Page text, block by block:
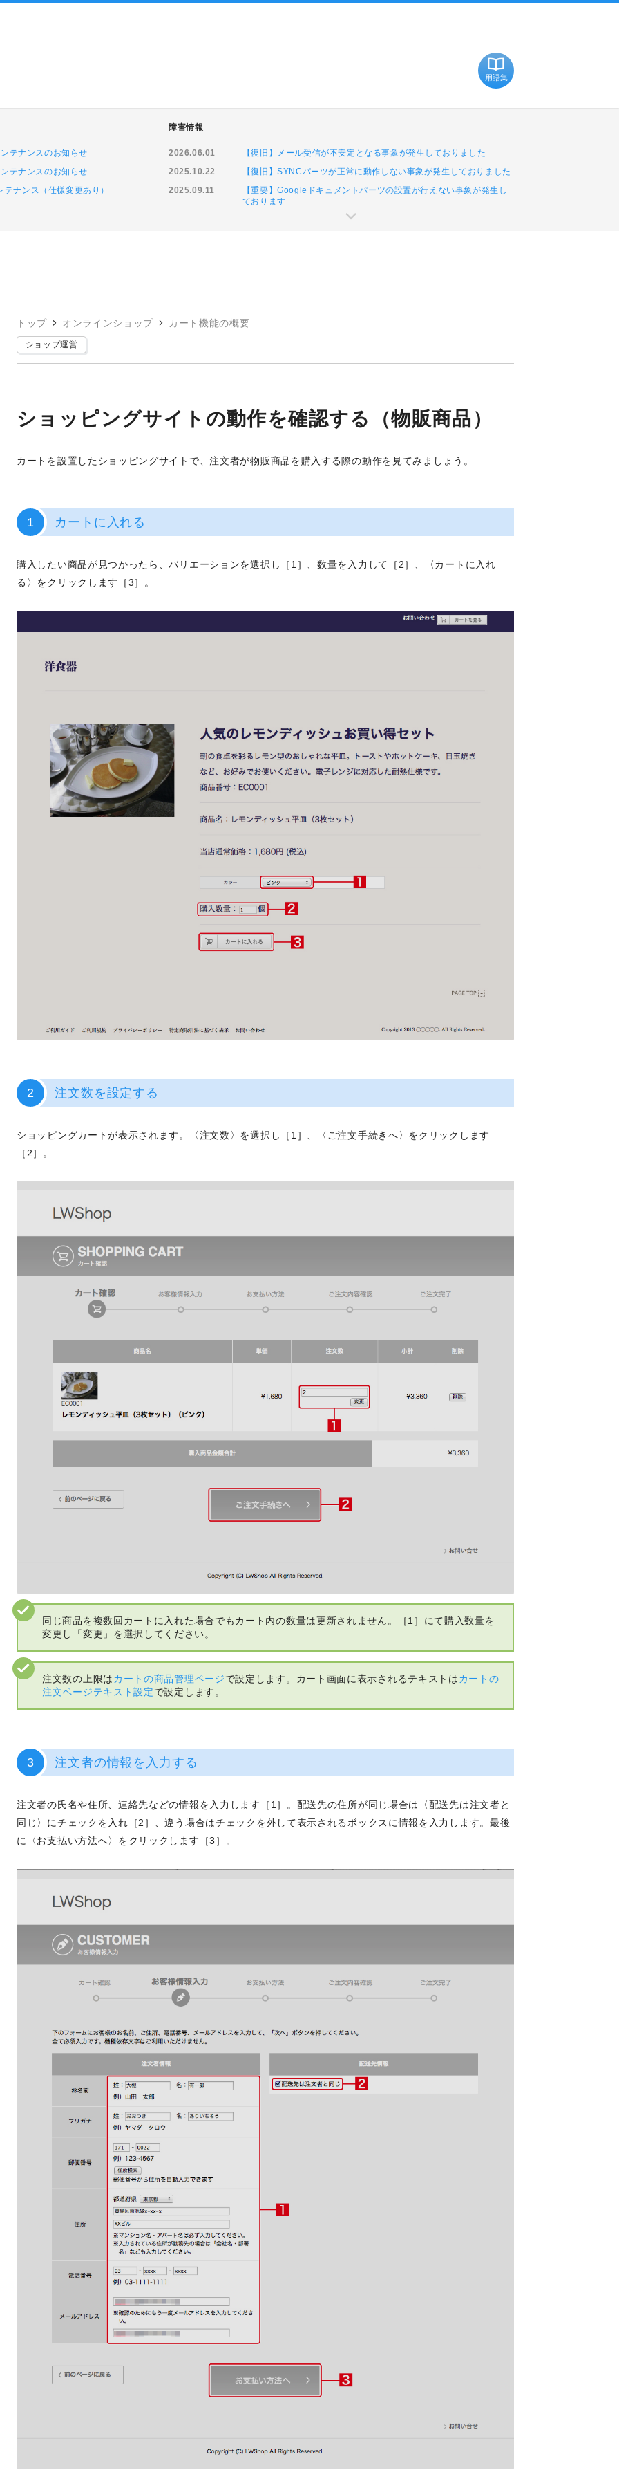
用語集
テナンスのお知らせ
テナンスのお知らせ
ナンス（仕様変更あり）
障害情報
2026.06.01
【復旧】メール受信が不安定となる事象が発生しておりました
2025.10.22
【復旧】SYNCパーツが正常に動作しない事象が発生しておりました
2025.09.11
【重要】Googleドキュメントパーツの設置が行えない事象が発生し
ております
トップ オンラインショップ カート機能の概要
ショップ運営
ショッピングサイトの動作を確認する（物販商品）
カートを設置したショッピングサイトで、注文者が物販商品を購入する際の動作を見てみましょう。
1 カートに入れる
購入したい商品が見つかったら、バリエーションを選択し［1］、数量を入力して［2］、〈カートに入れ
る〉をクリックします［3］。
2 注文数を設定する
ショッピングカートが表示されます。〈注文数〉を選択し［1］、〈ご注文手続きへ〉をクリックします
［2］。
同じ商品を複数回カートに入れた場合でもカート内の数量は更新されません。［1］にて購入数量を
変更し「変更」を選択してください。
注文数の上限はカートの商品管理ページで設定します。カート画面に表示されるテキストはカートの
注文ページテキスト設定で設定します。
3 注文者の情報を入力する
注文者の氏名や住所、連絡先などの情報を入力します［1］。配送先の住所が同じ場合は〈配送先は注文者と
同じ〉にチェックを入れ［2］、違う場合はチェックを外して表示されるボックスに情報を入力します。最後
に〈お支払い方法へ〉をクリックします［3］。